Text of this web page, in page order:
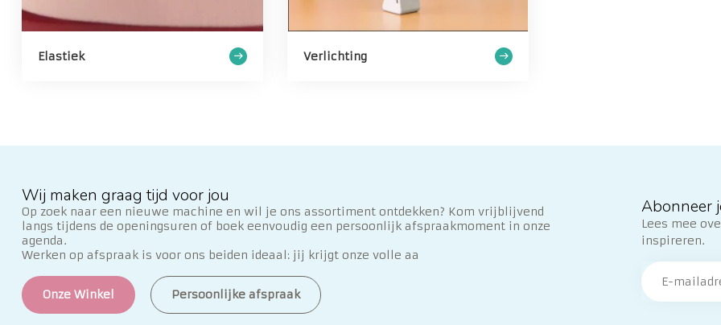
Elastiek Verlichting
Wij maken graag tijd voor jou
Op zoek naar een nieuwe machine en wil je ons assortiment ontdekken? Kom vrijblijvend
langs tijdens de openingsuren of boek eenvoudig een persoonlijk afspraakmoment in onze
agenda.
Werken op afspraak is voor ons beiden ideaal: jij krijgt onze volle aa
Onze Winkel Persoonlijke afspraak
Abonneer
Lees mee
inspireren.